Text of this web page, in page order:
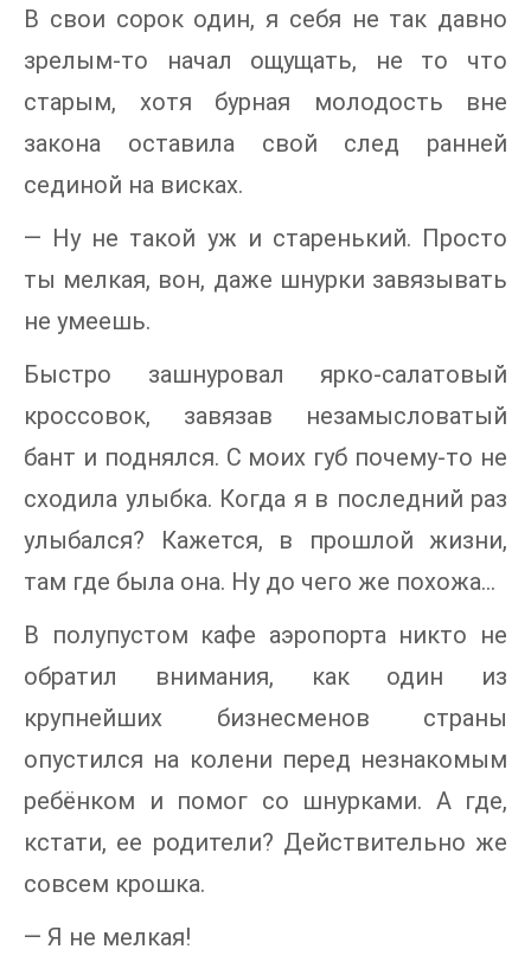
В свои сорок один, я себя не так давно
зрелым-то начал ощущать, не то что
старым, хотя бурная молодость вне
закона оставила свой след ранней
сединой на висках.
— Ну не такой уж и старенький. Просто
ты мелкая, вон, даже шнурки завязывать
не умеешь.
Быстро зашнуровал ярко-салатовый
кроссовок, завязав незамысловатый
бант и поднялся. С моих губ почему-то не
сходила улыбка. Когда я в последний раз
улыбался? Кажется, в прошлой жизни,
там где была она. Ну до чего же похожа…
В полупустом кафе аэропорта никто не
обратил внимания, как один из
крупнейших бизнесменов страны
опустился на колени перед незнакомым
ребёнком и помог со шнурками. А где,
кстати, ее родители? Действительно же
совсем крошка.
— Я не мелкая!